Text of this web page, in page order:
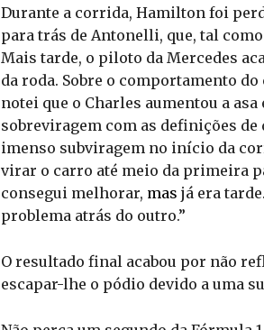
Durante a corrida, Hamilton foi
para trás de Antonelli, que, tal
Mais tarde, o piloto da Mercedes
da roda. Sobre o comportamento
notei que o Charles aumentou a
sobreviragem com as definições
imenso subviragem no início da
virar o carro até meio da primeira
consegui melhorar, mas já era
problema atrás do outro.”
O resultado final acabou por não
escapar-lhe o pódio devido a uma